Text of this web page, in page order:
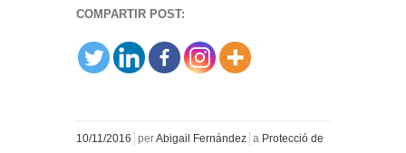
COMPARTIR POST:
10/11/2016 perAbigail Fernández a Protecció de